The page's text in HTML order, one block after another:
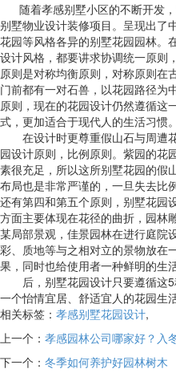
随着孝感别墅小区的不断开发
别墅物业设计装修项目。呈现出了
花园等风格各异的别墅花园园林。
设计风格，都要讲求协调统一原则
原则是对称均衡原则，对称原则在
门前都有一对石兽，以花园路径为
原则，现在的花园设计仍然遵循这
式，更加适合于现代人的生活习惯。
在设计时更尊重假山石与周遭
园设计原则，比例原则。紫园的花
素很充足，所以这所别墅花园的假
布局也是非常严谨的，一旦失去比
还有第四和第五个原则，别墅花园
方面主要体现在花径的曲折，园林
某局部景观，佳景园林在进行庭院
彩、质地等与之相对立的景物放在
果，同时也给使用者一种鲜明的生
后，别墅花园设计只要遵循这
一个怡情宜居、舒适宜人的花园生活
相关标签： 孝感别墅花园设计,
上一个： 孝感园林公司哪家好？入
下一个： 冬季如何养护好园林树木